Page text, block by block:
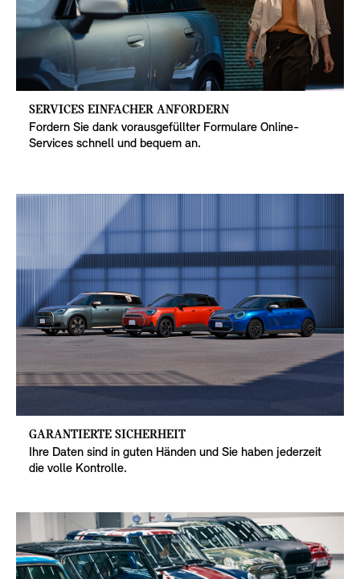
SERVICES EINFACHER ANFORDERN
Fordern Sie dank vorausgefüllter Formulare Online-
Services schnell und bequem an.
GARANTIERTE SICHERHEIT
Ihre Daten sind in guten Händen und Sie haben jederzeit
die volle Kontrolle.